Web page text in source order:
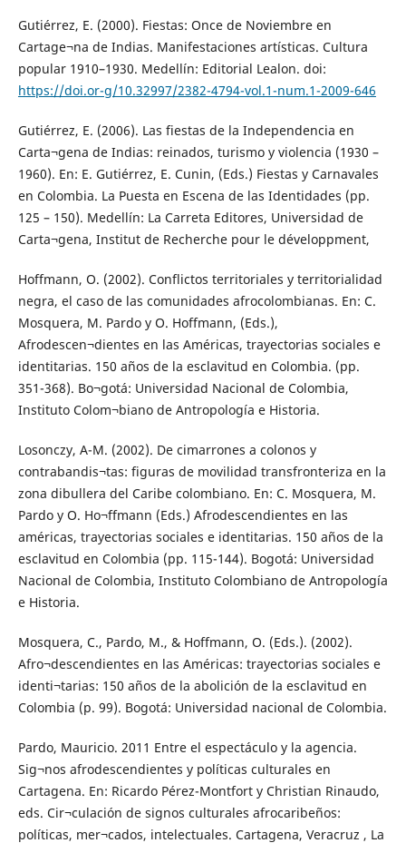
Gutiérrez, E. (2000). Fiestas: Once de Noviembre en
Cartage¬na de Indias. Manifestaciones artísticas. Cultura
popular 1910–1930. Medellín: Editorial Lealon. doi:
https://doi.or-g/10.32997/2382-4794-vol.1-num.1-2009-646
Gutiérrez, E. (2006). Las fiestas de la Independencia en
Carta¬gena de Indias: reinados, turismo y violencia (1930 –
1960). En: E. Gutiérrez, E. Cunin, (Eds.) Fiestas y Carnavales
en Colombia. La Puesta en Escena de las Identidades (pp.
125 – 150). Medellín: La Carreta Editores, Universidad de
Carta¬gena, Institut de Recherche pour le développment,
Hoffmann, O. (2002). Conflictos territoriales y territorialidad
negra, el caso de las comunidades afrocolombianas. En: C.
Mosquera, M. Pardo y O. Hoffmann, (Eds.),
Afrodescen¬dientes en las Américas, trayectorias sociales e
identitarias. 150 años de la esclavitud en Colombia. (pp.
351-368). Bo¬gotá: Universidad Nacional de Colombia,
Instituto Colom¬biano de Antropología e Historia.
Losonczy, A-M. (2002). De cimarrones a colonos y
contrabandis¬tas: figuras de movilidad transfronteriza en la
zona dibullera del Caribe colombiano. En: C. Mosquera, M.
Pardo y O. Ho¬ffmann (Eds.) Afrodescendientes en las
américas, trayectorias sociales e identitarias. 150 años de la
esclavitud en Colombia (pp. 115-144). Bogotá: Universidad
Nacional de Colombia, Instituto Colombiano de Antropología
e Historia.
Mosquera, C., Pardo, M., & Hoffmann, O. (Eds.). (2002).
Afro¬descendientes en las Américas: trayectorias sociales e
identi¬tarias: 150 años de la abolición de la esclavitud en
Colombia (p. 99). Bogotá: Universidad nacional de Colombia.
Pardo, Mauricio. 2011 Entre el espectáculo y la agencia.
Sig¬nos afrodescendientes y políticas culturales en
Cartagena. En: Ricardo Pérez-Montfort y Christian Rinaudo,
eds. Cir¬culación de signos culturales afrocaribeños:
políticas, mer¬cados, intelectuales. Cartagena, Veracruz , La